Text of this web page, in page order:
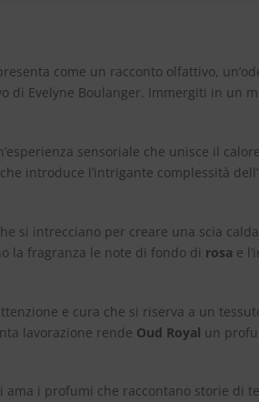
come un racconto olfattivo,
di Evelyne Boulanger. Immergiti in un
sensoriale che unisce il
introduce l’intrigante complessità
si intrecciano per creare una scia
la fragranza le note di fondo di rosa e
e cura che si riserva a un
lavorazione rende Oud Royal un
ama i profumi che raccontano storie di